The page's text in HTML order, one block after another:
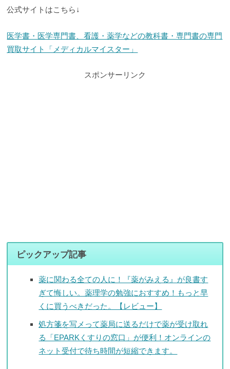
公式サイトはこちら↓
医学書・医学専門書、看護・薬学などの教科書・専門書の専門
買取サイト「メディカルマイスター」
スポンサーリンク
ピックアップ記事
薬に関わる全ての人に！『薬がみえる』が良書す
ぎて悔しい。薬理学の勉強におすすめ！もっと早
くに買うべきだった。【レビュー】
処方箋を写メって薬局に送るだけで薬が受け取れ
る「EPARKくすりの窓口」が便利！オンラインの
ネット受付で待ち時間が短縮できます。